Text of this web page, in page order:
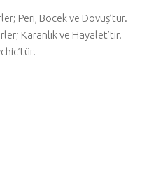
Peri, Böcek ve Dövüş’tür.
Karanlık ve Hayalet’tir.